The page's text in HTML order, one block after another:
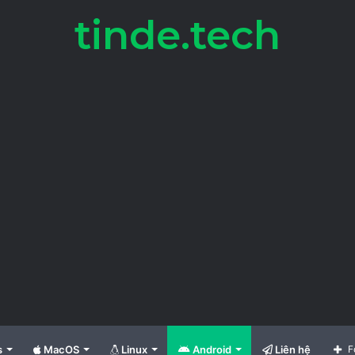
tinde.tech
MacOS Linux Android Liên hệ